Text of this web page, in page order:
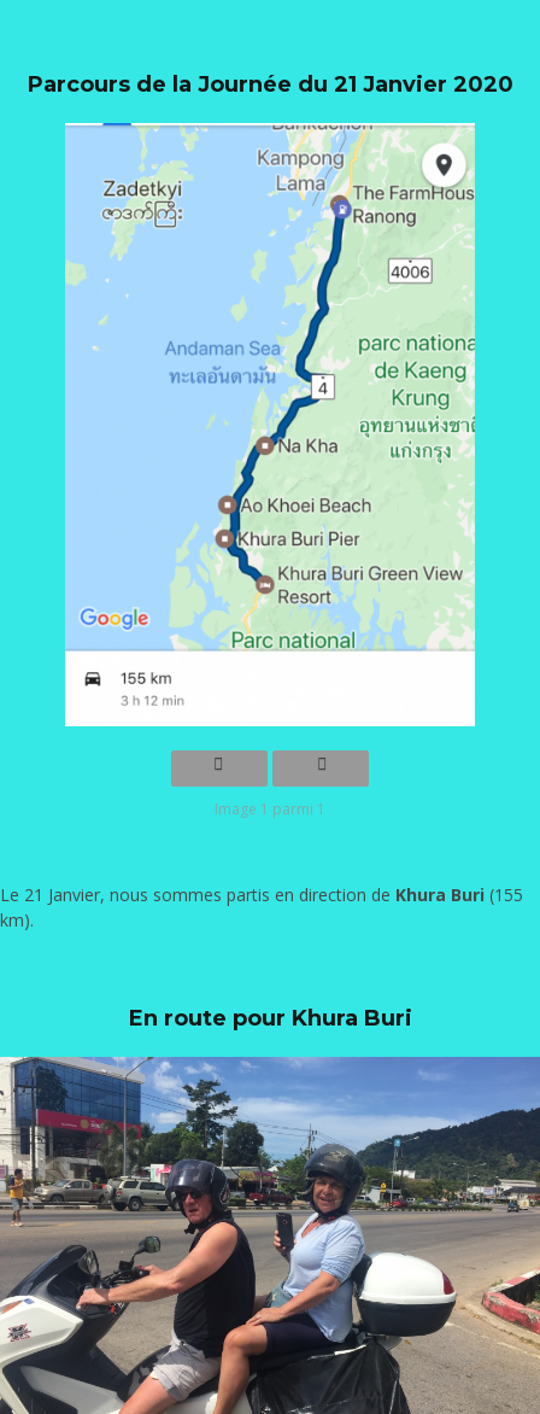
Parcours de la Journée du 21 Janvier 2020
Image 1 parmi 1
Le 21 Janvier, nous sommes partis en direction de Khura Buri (155
km).
En route pour Khura Buri